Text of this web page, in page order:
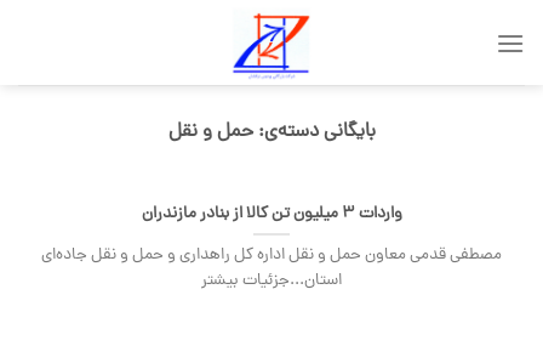
بایگانی دسته‌ی:حمل و نقل
واردات ۳ میلیون تن کالا از بنادر مازندران
مصطفی قدمی معاون حمل و نقل اداره کل راهداری و حمل و نقل جاده‌ای
استان...جزئیات بیشتر